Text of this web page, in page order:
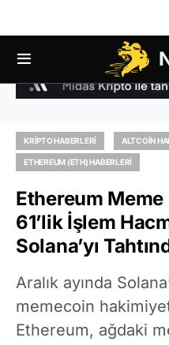
KRIPTO HABERLERI ALTCOIN
ETHEREUM (ETH) HABERLERI
Ethereum
61’lik İşlem
Solana’yı
Aralık ayında
memecoin
Ethereum, ağdaki